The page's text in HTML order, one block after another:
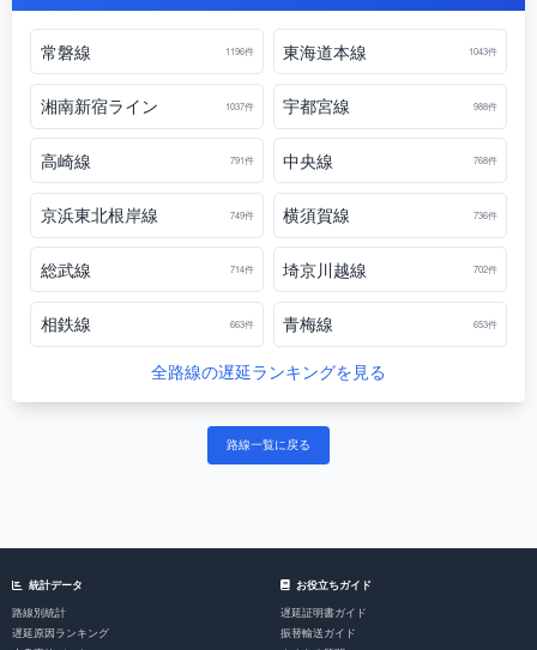
常磐線 1196件 東海道本線 1043件
湘南新宿ライン 1037件 宇都宮線 988件
高崎線 791件 中央線 768件
京浜東北根岸線 749件 横須賀線 736件
総武線 714件 埼京川越線 702件
相鉄線 663件 青梅線 653件
全路線の遅延ランキングを見る
路線一覧に戻る
統計データ
路線別統計
遅延原因ランキング
お役立ちガイド
遅延証明書ガイド
振替輸送ガイド